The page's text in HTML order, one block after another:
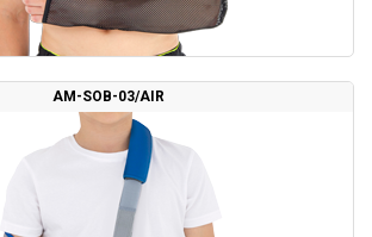
AM-SOB-03/AIR